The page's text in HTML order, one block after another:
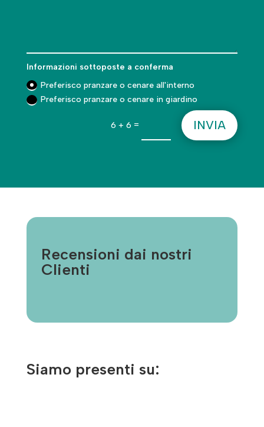
Informazioni sottoposte a conferma
Preferisco pranzare o cenare all'interno
Preferisco pranzare o cenare in giardino
6 + 6 = INVIA
Recensioni dai nostri
Clienti
Siamo presenti su: